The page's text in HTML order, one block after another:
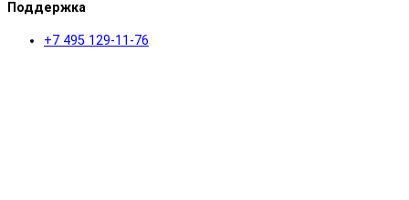
Поддержка
+7 495 129-11-76